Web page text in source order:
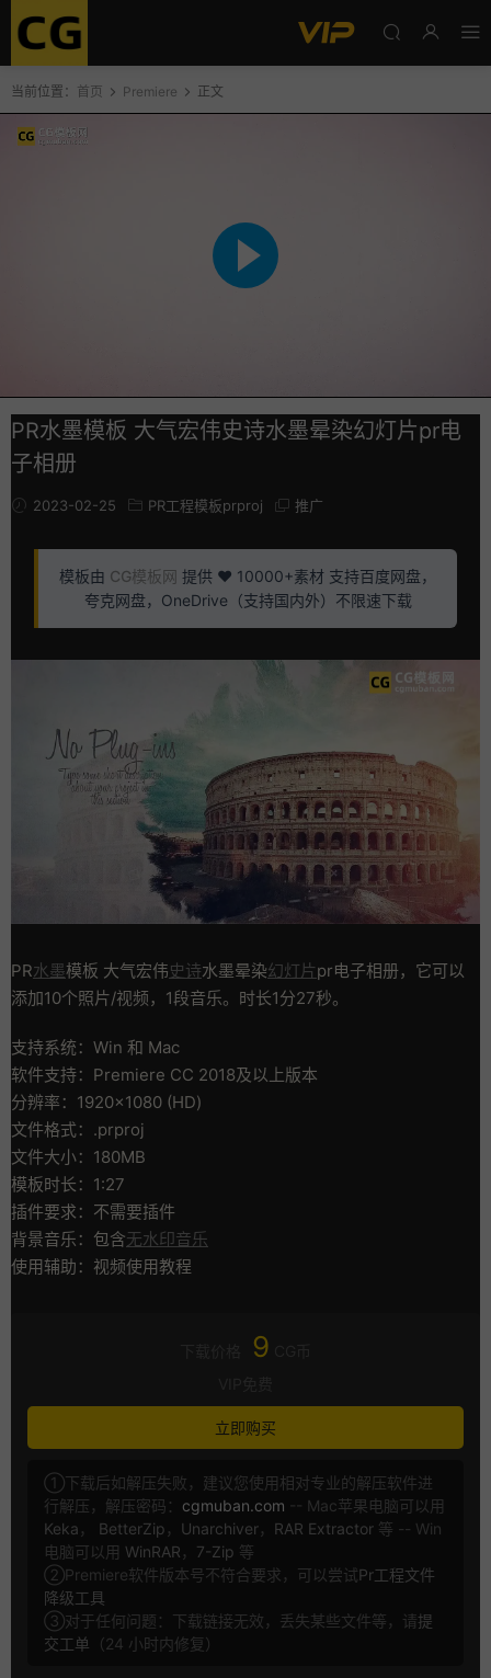
当前位置： 首页 Premiere 正文
PR水墨模板 大气宏伟史诗水墨晕染幻灯片pr电
子相册
2023-02-25 PR工程模板prproj 推广
模板由 CG模板网 提供 ❤️ 10000+素材 支持百度网盘，
夸克网盘，OneDrive（支持国内外）不限速下载
PR水墨模板 大气宏伟史诗水墨晕染幻灯片pr电子相册，它可以
添加10个照片/视频，1段音乐。时长1分27秒。
支持系统：Win 和 Mac
软件支持：Premiere CC 2018及以上版本
分辨率：1920×1080 (HD)
文件格式：.prproj
文件大小：180MB
模板时长：1:27
插件要求：不需要插件
背景音乐：包含无水印音乐
使用辅助：视频使用教程
9
立即购买
①下载后如解压失败，建议您使用相对专业的解压软件进
行解压，解压密码： cgmuban.com -- Mac苹果电脑可以用
Keka ， BetterZip ， Unarchiver， RAR Extractor 等 -- Win
电脑可以用 WinRAR ， 7-Zip 等
②Premiere软件版本号不符合要求，可以尝试Pr工程文件
降级工具
③对于任何问题：下载链接无效，丢失某些文件等，请提
交工单 （24 小时内修复）